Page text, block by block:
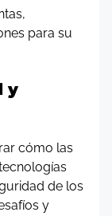
para su
y
cómo las
de los
y